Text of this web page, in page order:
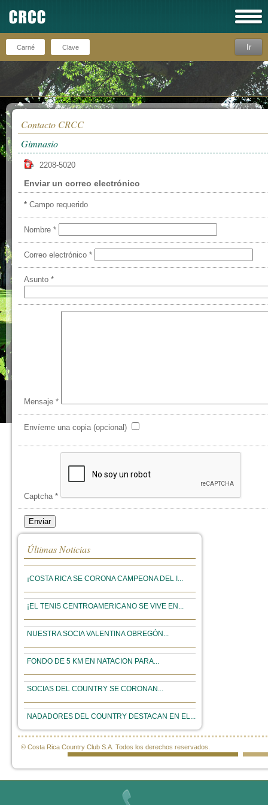
Ir
Contacto CRCC
Gimnasio
2208-5020
Enviar un correo electrónico
* Campo requerido
Nombre *
Correo electrónico *
Asunto *
Mensaje *
Envíeme una copia (opcional)
Captcha*
Enviar
Últimas Noticias
¡COSTA RICA SE CORONA CAMPEONA DEL I...
¡EL TENIS CENTROAMERICANO SE VIVE EN...
NUESTRA SOCIA VALENTINA OBREGÓN...
FONDO DE 5 KM EN NATACION PARA...
SOCIAS DEL COUNTRY SE CORONAN...
NADADORES DEL COUNTRY DESTACAN EN EL...
© Costa Rica Country Club S.A. Todos los derechos reservados.